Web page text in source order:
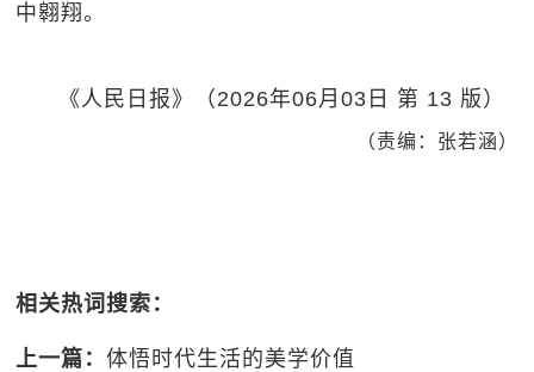
中翱翔。
《人民日报》（2026年06月03日 第 13 版）
（责编：张若涵）
相关热词搜索：
上一篇：体悟时代生活的美学价值